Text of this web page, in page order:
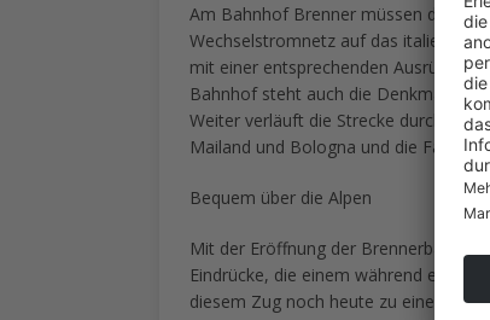
Am Bahnhof Brenner müssen die
Wechselstromnetz auf das
mit einer entsprechenden
Bahnhof steht auch die
Weiter verläuft die Strecke durch das
Mailand und Bologna und die Fahrt
Bequem über die Alpen
Mit der Eröffnung der Brennerbahn
Eindrücke, die einem während einer
diesem Zug noch heute zu einer